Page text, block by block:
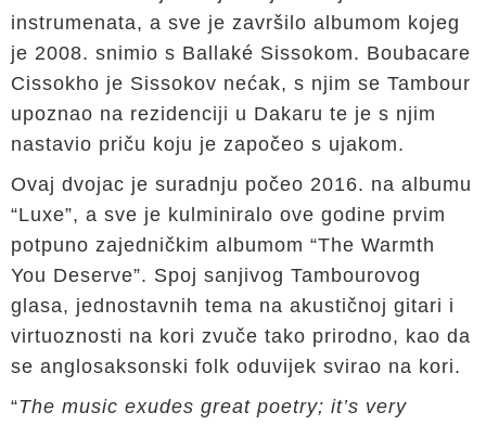
instrumenata, a sve je završilo albumom kojeg
je 2008. snimio s Ballaké Sissokom. Boubacare
Cissokho je Sissokov nećak, s njim se Tambour
upoznao na rezidenciji u Dakaru te je s njim
nastavio priču koju je započeo s ujakom.
Ovaj dvojac je suradnju počeo 2016. na albumu
“Luxe”, a sve je kulminiralo ove godine prvim
potpuno zajedničkim albumom “The Warmth
You Deserve”. Spoj sanjivog Tambourovog
glasa, jednostavnih tema na akustičnoj gitari i
virtuoznosti na kori zvuče tako prirodno, kao da
se anglosaksonski folk oduvijek svirao na kori.
“The music exudes great poetry; it’s very